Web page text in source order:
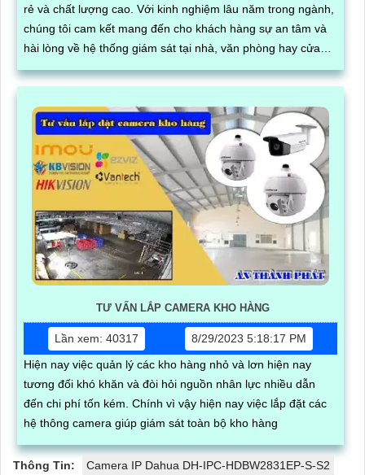
rẻ và chất lượng cao. Với kinh nghiệm lâu năm trong ngành,
chúng tôi cam kết mang đến cho khách hàng sự an tâm và
hài lòng về hệ thống giám sát tại nhà, văn phòng hay cửa
hàng của mình
TƯ VẤN LẮP CAMERA KHO HÀNG
Lần xem: 40317
8/29/2023 5:18:17 PM
Hiện nay việc quản lý các kho hàng nhỏ và lơn hiện nay
tương đối khó khăn và đòi hỏi nguồn nhân lực nhiều dẫn
đến chi phí tốn kém. Chính vì vậy hiện nay việc lắp đặt các
hệ thông camera giúp giám sát toàn bộ kho hàng
Thông Tin:
Camera IP Dahua DH-IPC-HDBW2831EP-S-S2